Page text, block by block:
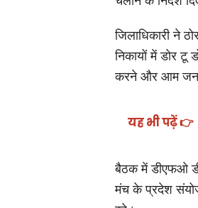
जिलाधिकारी ने
निकायों में डोर
करने और आम
यह भी पढ़ें 👉
बैठक में डीएफओ
मंच के प्रदेश